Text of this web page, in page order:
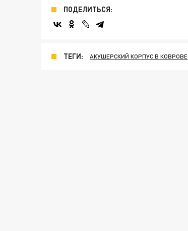
ПОДЕЛИТЬСЯ:
ТЕГИ: АКУШЕРСКИЙ КОРПУС В КОВРОВЕ